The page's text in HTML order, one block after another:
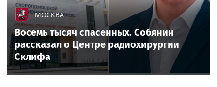
МОСКВА
Восемь тысяч спасенных. Собянин
рассказал о Центре радиохирургии
Склифа